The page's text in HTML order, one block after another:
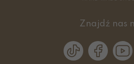
Znajdź nas